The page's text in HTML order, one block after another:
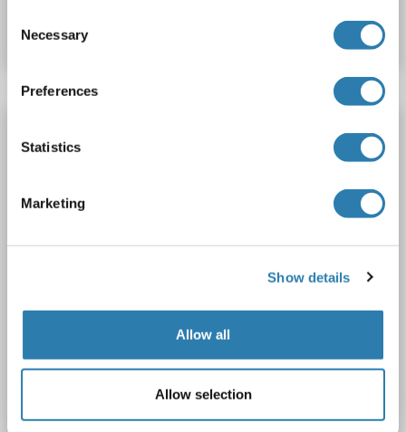
Selection
Necessary
Preferences
Statistics
Marketing
Show details
Allow all
Allow selection
Fiche technique
PPP1R15A